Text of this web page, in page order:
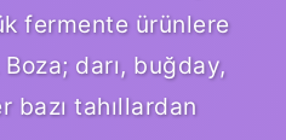
fermente ürünlere
darı, buğday,
bazı tahıllardan